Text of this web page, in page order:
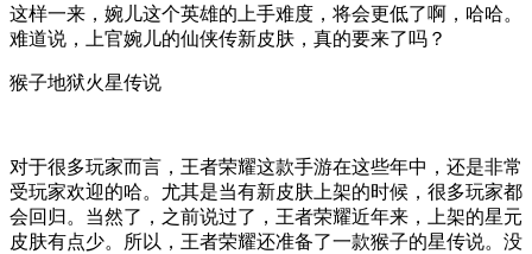
这样一来，婉儿这个英雄的上手难度，将会更低了啊，哈哈。
难道说，上官婉儿的仙侠传新皮肤，真的要来了吗？
猴子地狱火星传说
对于很多玩家而言，王者荣耀这款手游在这些年中，还是非常
受玩家欢迎的哈。尤其是当有新皮肤上架的时候，很多玩家都
会回归。当然了，之前说过了，王者荣耀近年来，上架的星元
皮肤有点少。所以，王者荣耀还准备了一款猴子的星传说。没